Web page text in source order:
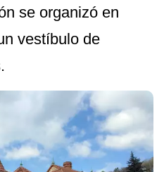
se organizó en
vestíbulo de